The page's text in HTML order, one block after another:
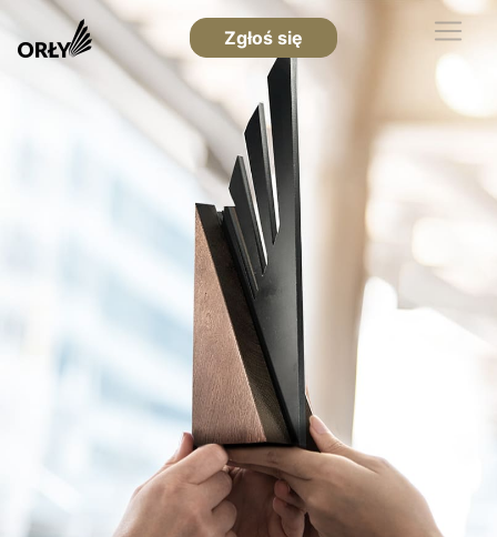
Zgłoś się